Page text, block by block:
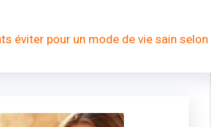
éviter pour un mode de vie sain selon